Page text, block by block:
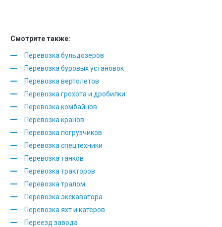
Смотрите также:
Перевозка бульдозеров
Перевозка буровых установок
Перевозка вертолетов
Перевозка грохота и дробилки
Перевозка комбайнов
Перевозка кранов
Перевозка погрузчиков
Перевозка спецтехники
Перевозка танков
Перевозка тракторов
Перевозка тралом
Перевозка экскаватора
Перевозка яхт и катеров
Переезд завода